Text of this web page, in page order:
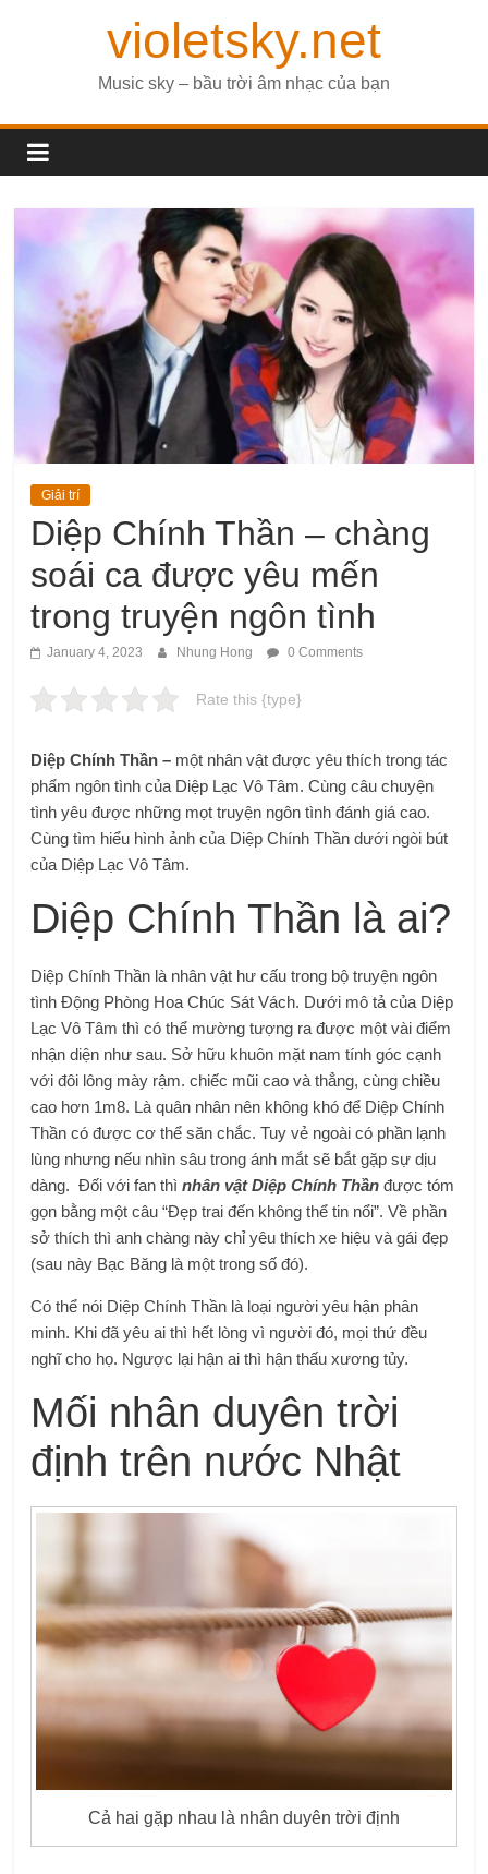
violetsky.net
Music sky – bầu trời âm nhạc của bạn
Giải trí
Diệp Chính Thần – chàng
soái ca được yêu mến
trong truyện ngôn tình
January 4, 2023 Nhung Hong 0 Comments
Rate this {type}
Diệp Chính Thần – một nhân vật được yêu thích trong tác
phẩm ngôn tình của Diệp Lạc Vô Tâm. Cùng câu chuyện
tình yêu được những mọt truyện ngôn tình đánh giá cao.
Cùng tìm hiểu hình ảnh của Diệp Chính Thần dưới ngòi bút
của Diệp Lạc Vô Tâm.
Diệp Chính Thần là ai?
Diệp Chính Thần là nhân vật hư cấu trong bộ truyện ngôn
tình Động Phòng Hoa Chúc Sát Vách. Dưới mô tả của Diệp
Lạc Vô Tâm thì có thể mường tượng ra được một vài điểm
nhận diện như sau. Sở hữu khuôn mặt nam tính góc cạnh
với đôi lông mày rậm. chiếc mũi cao và thẳng, cùng chiều
cao hơn 1m8. Là quân nhân nên không khó để Diệp Chính
Thần có được cơ thể săn chắc. Tuy vẻ ngoài có phần lạnh
lùng nhưng nếu nhìn sâu trong ánh mắt sẽ bắt gặp sự dịu
dàng. Đối với fan thìnhân vật Diệp Chính Thần được tóm
gọn bằng một câu “Đẹp trai đến không thể tin nổi”. Về phần
sở thích thì anh chàng này chỉ yêu thích xe hiệu và gái đẹp
(sau này Bạc Băng là một trong số đó).
Có thể nói Diệp Chính Thần là loại người yêu hận phân
minh. Khi đã yêu ai thì hết lòng vì người đó, mọi thứ đều
nghĩ cho họ. Ngược lại hận ai thì hận thấu xương tủy.
Mối nhân duyên trời
định trên nước Nhật
Cả hai gặp nhau là nhân duyên trời định